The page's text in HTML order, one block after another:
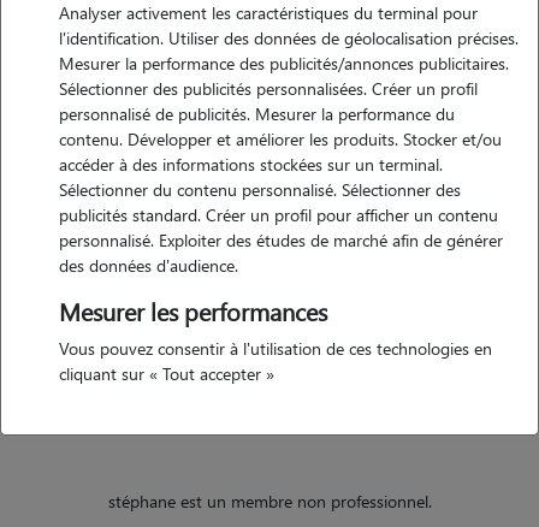
Motivation
je suis passionné par les chiens et j'aimerais dans quelque année
trouver un métier stable en rapport avec ces derniers. en attendant
d'avoir les compétences nécessaires j'aimerais maximiser le temps
passer avec tout types de chiens.
Expérience
j'ai quelque fois sortie le chien de certains de mes amis. je n'ai pas
grand sang froid et attentionné ce qui me permettra je pense de
stéphane est un membre non professionnel.
Analyser activement les caractéristiques du terminal pour
l'identification. Utiliser des données de géolocalisation précises.
Mesurer la performance des publicités/annonces publicitaires.
Sélectionner des publicités personnalisées. Créer un profil
personnalisé de publicités. Mesurer la performance du
contenu. Développer et améliorer les produits. Stocker et/ou
accéder à des informations stockées sur un terminal.
Sélectionner du contenu personnalisé. Sélectionner des
publicités standard. Créer un profil pour afficher un contenu
personnalisé. Exploiter des études de marché afin de générer
des données d'audience.
Mesurer les performances
Vous pouvez consentir à l'utilisation de ces technologies en
cliquant sur « Tout accepter »